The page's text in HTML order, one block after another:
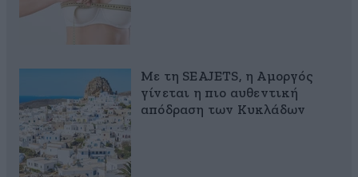
Με τη SEAJETS, η Αμοργός
γίνεται η πιο αυθεντική
απόδραση των Κυκλάδων